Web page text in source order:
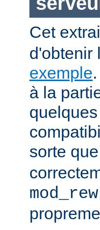
Cet
d'obtenir
exemple
à la
sorte